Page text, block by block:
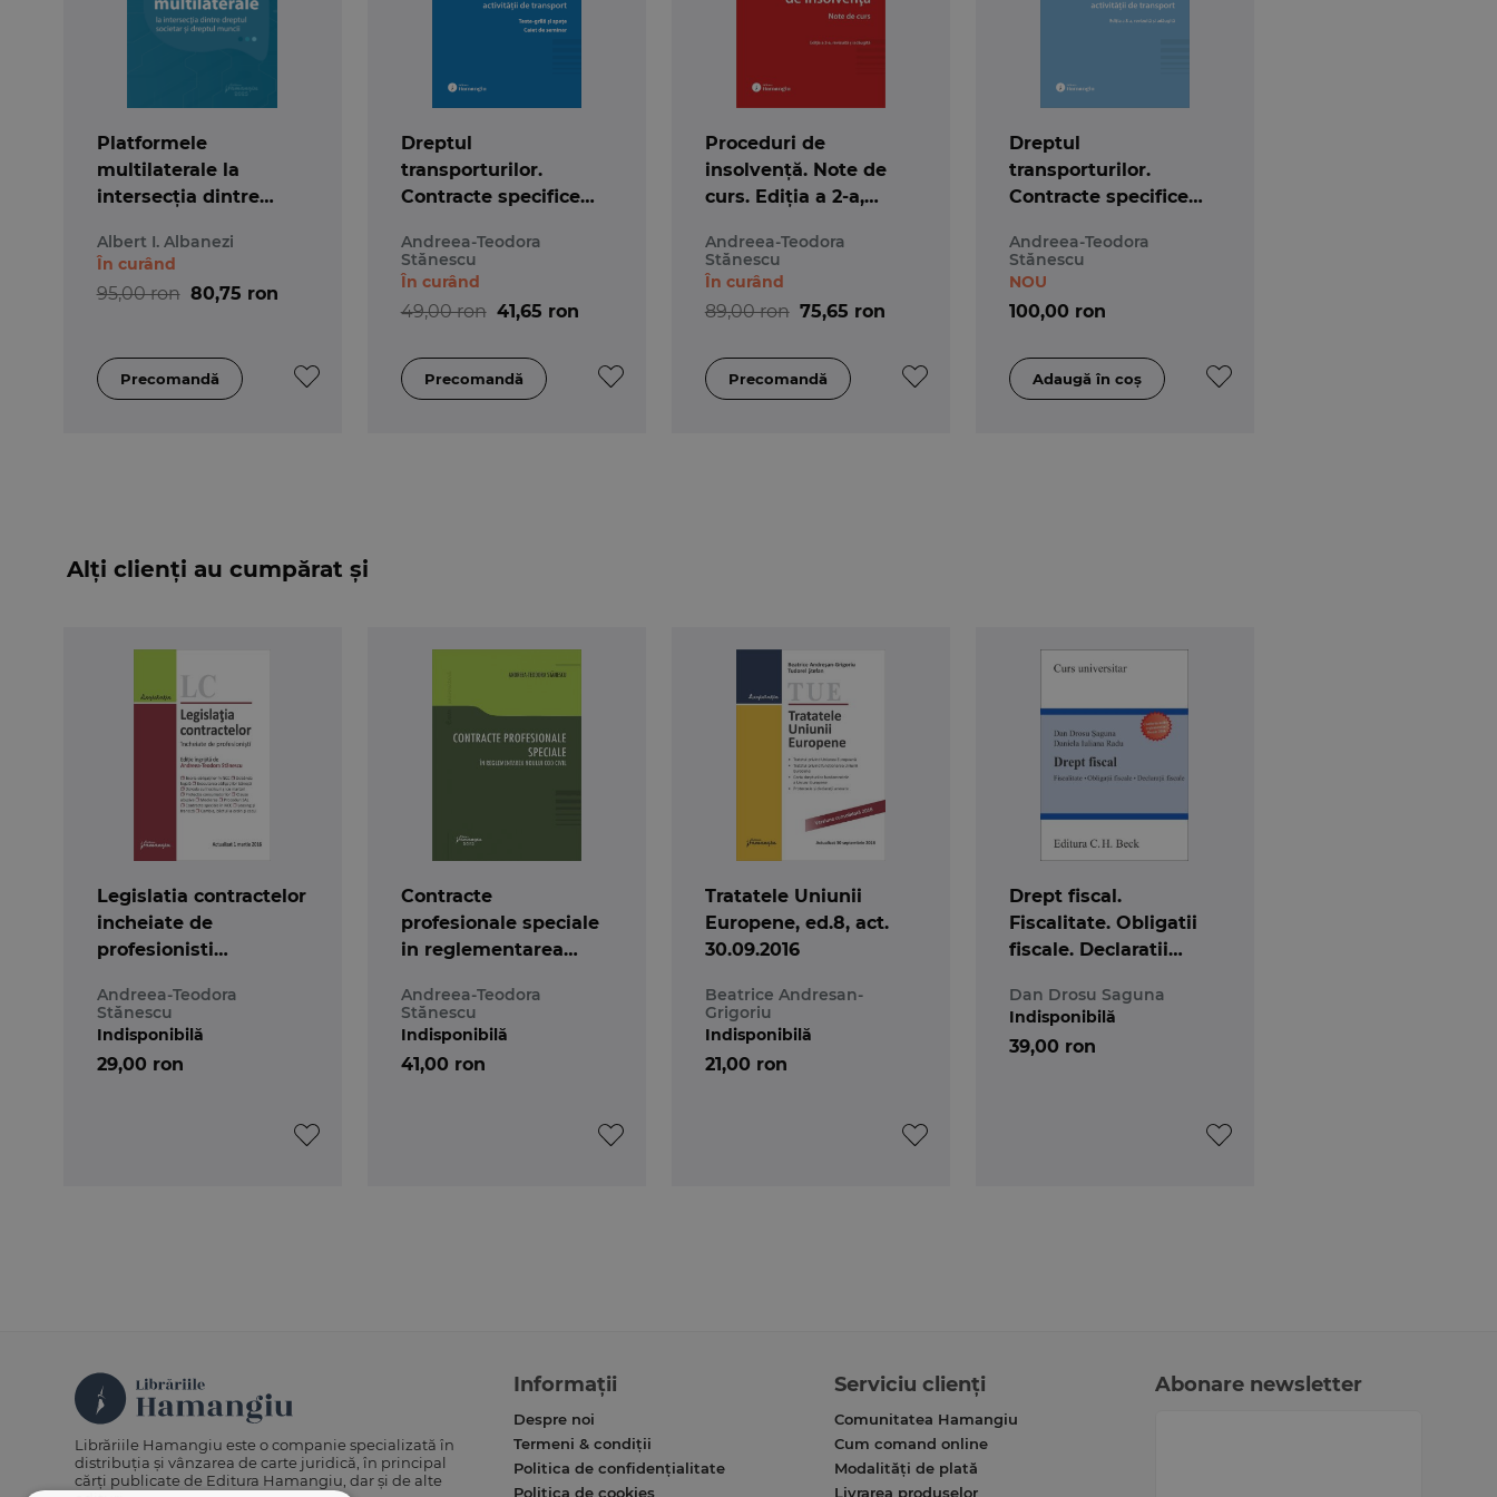
Platformele
multilaterale la
intersecția dintre
dreptul muncii
Albert I. Albanezi
95,00 ron 80,75 ron
În curând
Dreptul
transporturilor.
Contracte specifice
transport. Teste-grilă
și spețe. Caiet de
seminar
Andreea-Teodora
Stănescu
49,00 ron 41,65 ron
În curând
Proceduri de
insolvență. Note de
curs. Ediția a 2-a,
Andreea-Teodora
Stănescu
89,00 ron 75,65 ron
În curând
Dreptul
transporturilor.
Contracte specifice
transport. Ediția a 8-a
Andreea-Teodora
Stănescu
100,00 ron
NOU
Alți clienți au cumpărat și
Legislatia contractelor
incheiate de
profesionisti
Andreea-Teodora
Stănescu
29,00 ron
Indisponibilă
Contracte
profesionale speciale
in reglementarea
Andreea-Teodora
Stănescu
41,00 ron
Indisponibilă
Tratatele Uniunii
Europene, ed.8, act.
30.09.2016
Beatrice Andresan-
Grigoriu
21,00 ron
Indisponibilă
Drept fiscal.
Fiscalitate. Obligatii
fiscale. Declaratii
Dan Drosu Saguna
39,00 ron
Indisponibilă
Librăriile Hamangiu este o companie specializată în
distribuția și vânzarea de carte juridică, în principal
cărți publicate de Editura Hamangiu, dar și de alte
Informații
Despre noi
Termeni & condiții
Politica de confidențialitate
Politica de cookies
Serviciu clienți
Comunitatea Hamangiu
Cum comand online
Modalități de plată
Livrarea produselor
Abonare newsletter